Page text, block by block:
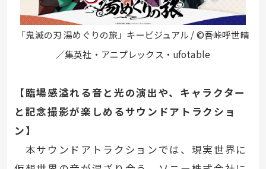
「鬼滅の刃 湯めぐりの旅」キービジュアル / ©吾峠呼世晴
／集英社・アニプレックス・ufotable
【臨場感溢れる音と光の演出や、キャラクター
と記念撮影が楽しめるサウンドアトラクショ
ン】
本サウンドアトラクションでは、現実世界に